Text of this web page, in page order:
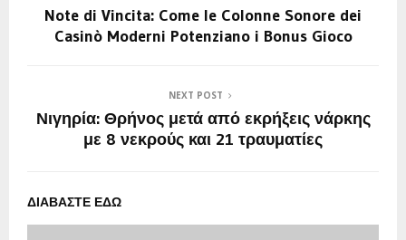
Note di Vincita: Come le Colonne Sonore dei
Casinò Moderni Potenziano i Bonus Gioco
NEXT POST
Νιγηρία: Θρήνος μετά από εκρήξεις νάρκης
με 8 νεκρούς και 21 τραυματίες
ΔΙΑΒΑΣΤΕ ΕΔΩ